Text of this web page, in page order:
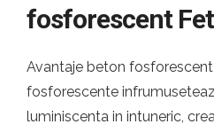
fosforescent
Avantaje beton
fosforescente
luminiscenta in intuneric,